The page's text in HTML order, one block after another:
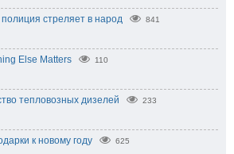
полиция стреляет в народ 841
Else Matters 110
тепловозных дизелей 233
к новому году 625